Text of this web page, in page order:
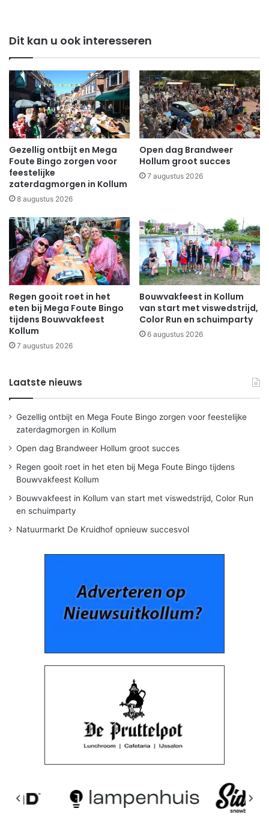
Dit kan u ook interesseren
Gezellig ontbijt en Mega
Foute Bingo zorgen voor
feestelijke
zaterdagmorgen in Kollum
8 augustus 2026
Open dag Brandweer
Hollum groot succes
7 augustus 2026
Regen gooit roet in het
eten bij Mega Foute Bingo
tijdens Bouwvakfeest
Kollum
7 augustus 2026
Bouwvakfeest in Kollum
van start met viswedstrijd,
Color Run en schuimparty
6 augustus 2026
Laatste nieuws
Gezellig ontbijt en Mega Foute Bingo zorgen voor feestelijke
zaterdagmorgen in Kollum
Open dag Brandweer Hollum groot succes
Regen gooit roet in het eten bij Mega Foute Bingo tijdens
Bouwvakfeest Kollum
Bouwvakfeest in Kollum van start met viswedstrijd, Color Run
en schuimparty
Natuurmarkt De Kruidhof opnieuw succesvol